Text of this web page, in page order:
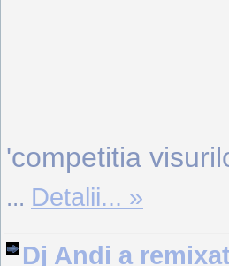
'competitia
... Detalii... »
Dj Andi a